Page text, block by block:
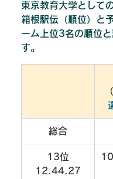
東京教育大学として
箱根駅伝（順位）と
ーム上位3名の順位
す。
総合
13位
12.44.27